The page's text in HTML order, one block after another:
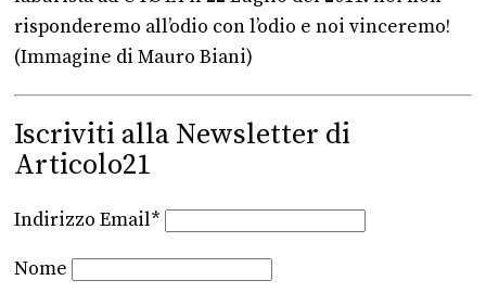
risponderemo all’odio con l’odio e noi vinceremo!
(Immagine di Mauro Biani)
Iscriviti alla Newsletter di
Articolo21
Indirizzo Email*
Nome